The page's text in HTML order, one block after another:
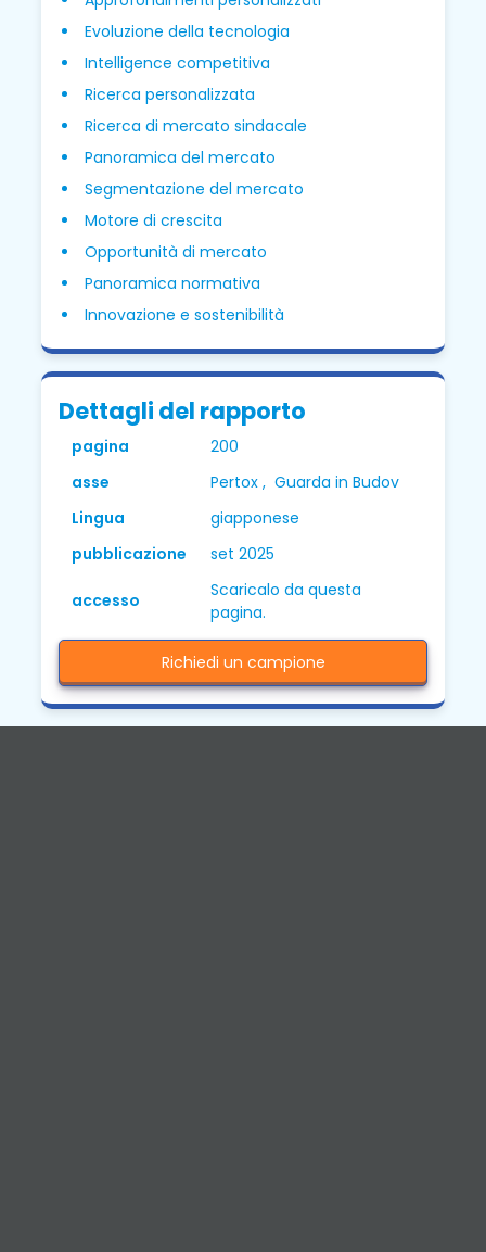
Evoluzione della tecnologia
Intelligence competitiva
Ricerca personalizzata
Ricerca di mercato sindacale
Panoramica del mercato
Segmentazione del mercato
Motore di crescita
Opportunità di mercato
Panoramica normativa
Innovazione e sostenibilità
Dettagli del rapporto
pagina
200
asse
Pertox , Guarda in Budov
Lingua
giapponese
pubblicazione
set 2025
accesso
Scaricalo da questa
pagina.
Richiedi un campione